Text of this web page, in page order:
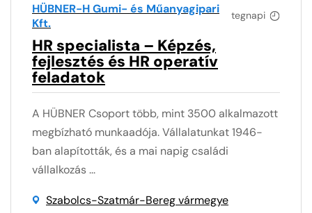
tegnapi
HÜBNER-H Gumi- és Műanyagipari
Kft.
HR specialista – Képzés,
fejlesztés és HR operatív
feladatok
A HÜBNER Csoport több, mint 3500 alkalmazott
megbízható munkaadója. Vállalatunkat 1946-
ban alapították, és a mai napig családi
vállalkozás ...
Szabolcs-Szatmár-Bereg vármegye